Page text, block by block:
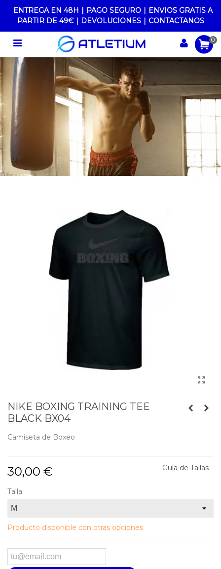
ENTREGA EN 48H | PAGO SEGURO | ENVIOS GRATIS A
PARTIR DE 49€ | DEVOLUCIONES | CONTACTANOS
0
NIKE BOXING TRAINING TEE
BLACK BX04
Camiseta de Boxeo
30,00 € Guía de Tallas
Talla
Producto disponible con otras opciones